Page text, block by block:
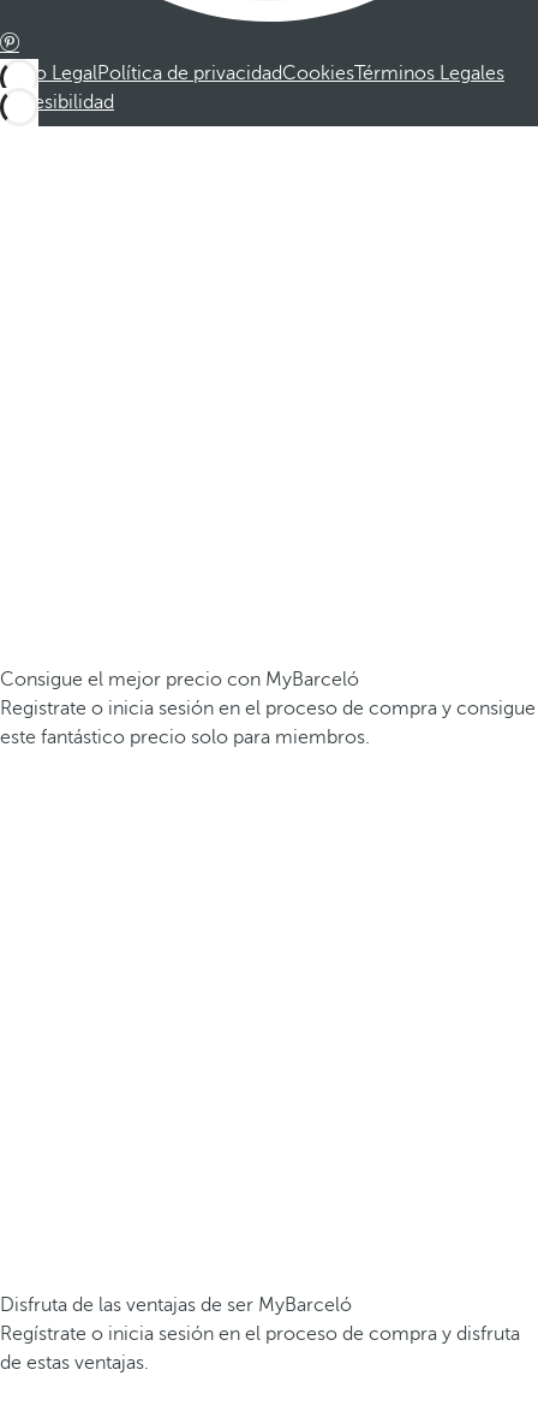
Aviso LegalPolítica de privacidadCookiesTérminos Legales
Accesibilidad
Consigue el mejor precio con MyBarceló
Registrate o inicia sesión en el proceso de compra y consigue
este fantástico precio solo para miembros.
Disfruta de las ventajas de ser MyBarceló
Regístrate o inicia sesión en el proceso de compra y disfruta
de estas ventajas.